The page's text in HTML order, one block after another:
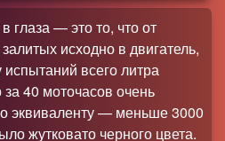
глаза — это то, что от
исходно в двигатель,
испытаний всего литра
40 моточасов очень
эквиваленту — меньше 3000
жутковато черного цвета.